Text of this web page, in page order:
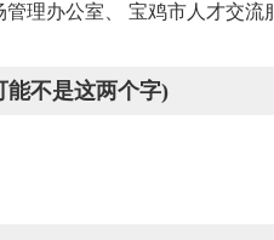
理办公室、 宝鸡市人才交流
能不是这两个字)